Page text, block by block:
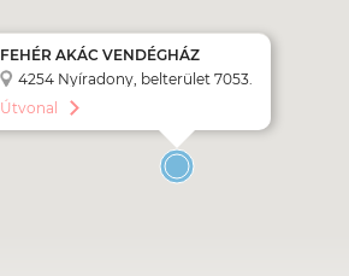
FEHÉR AKÁC VENDÉGHÁZ
4254 Nyíradony, belterület 7053.
Útvonal